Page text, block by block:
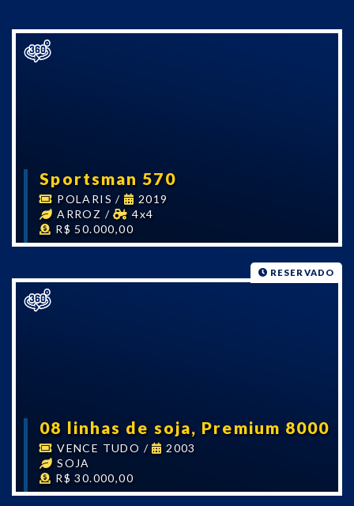
Sportsman 570
POLARIS /
2019
ARROZ /
4x4
R$ 50.000,00
08 linhas de soja, Premium 8000
VENCE TUDO /
2003
SOJA
R$ 30.000,00
RESERVADO